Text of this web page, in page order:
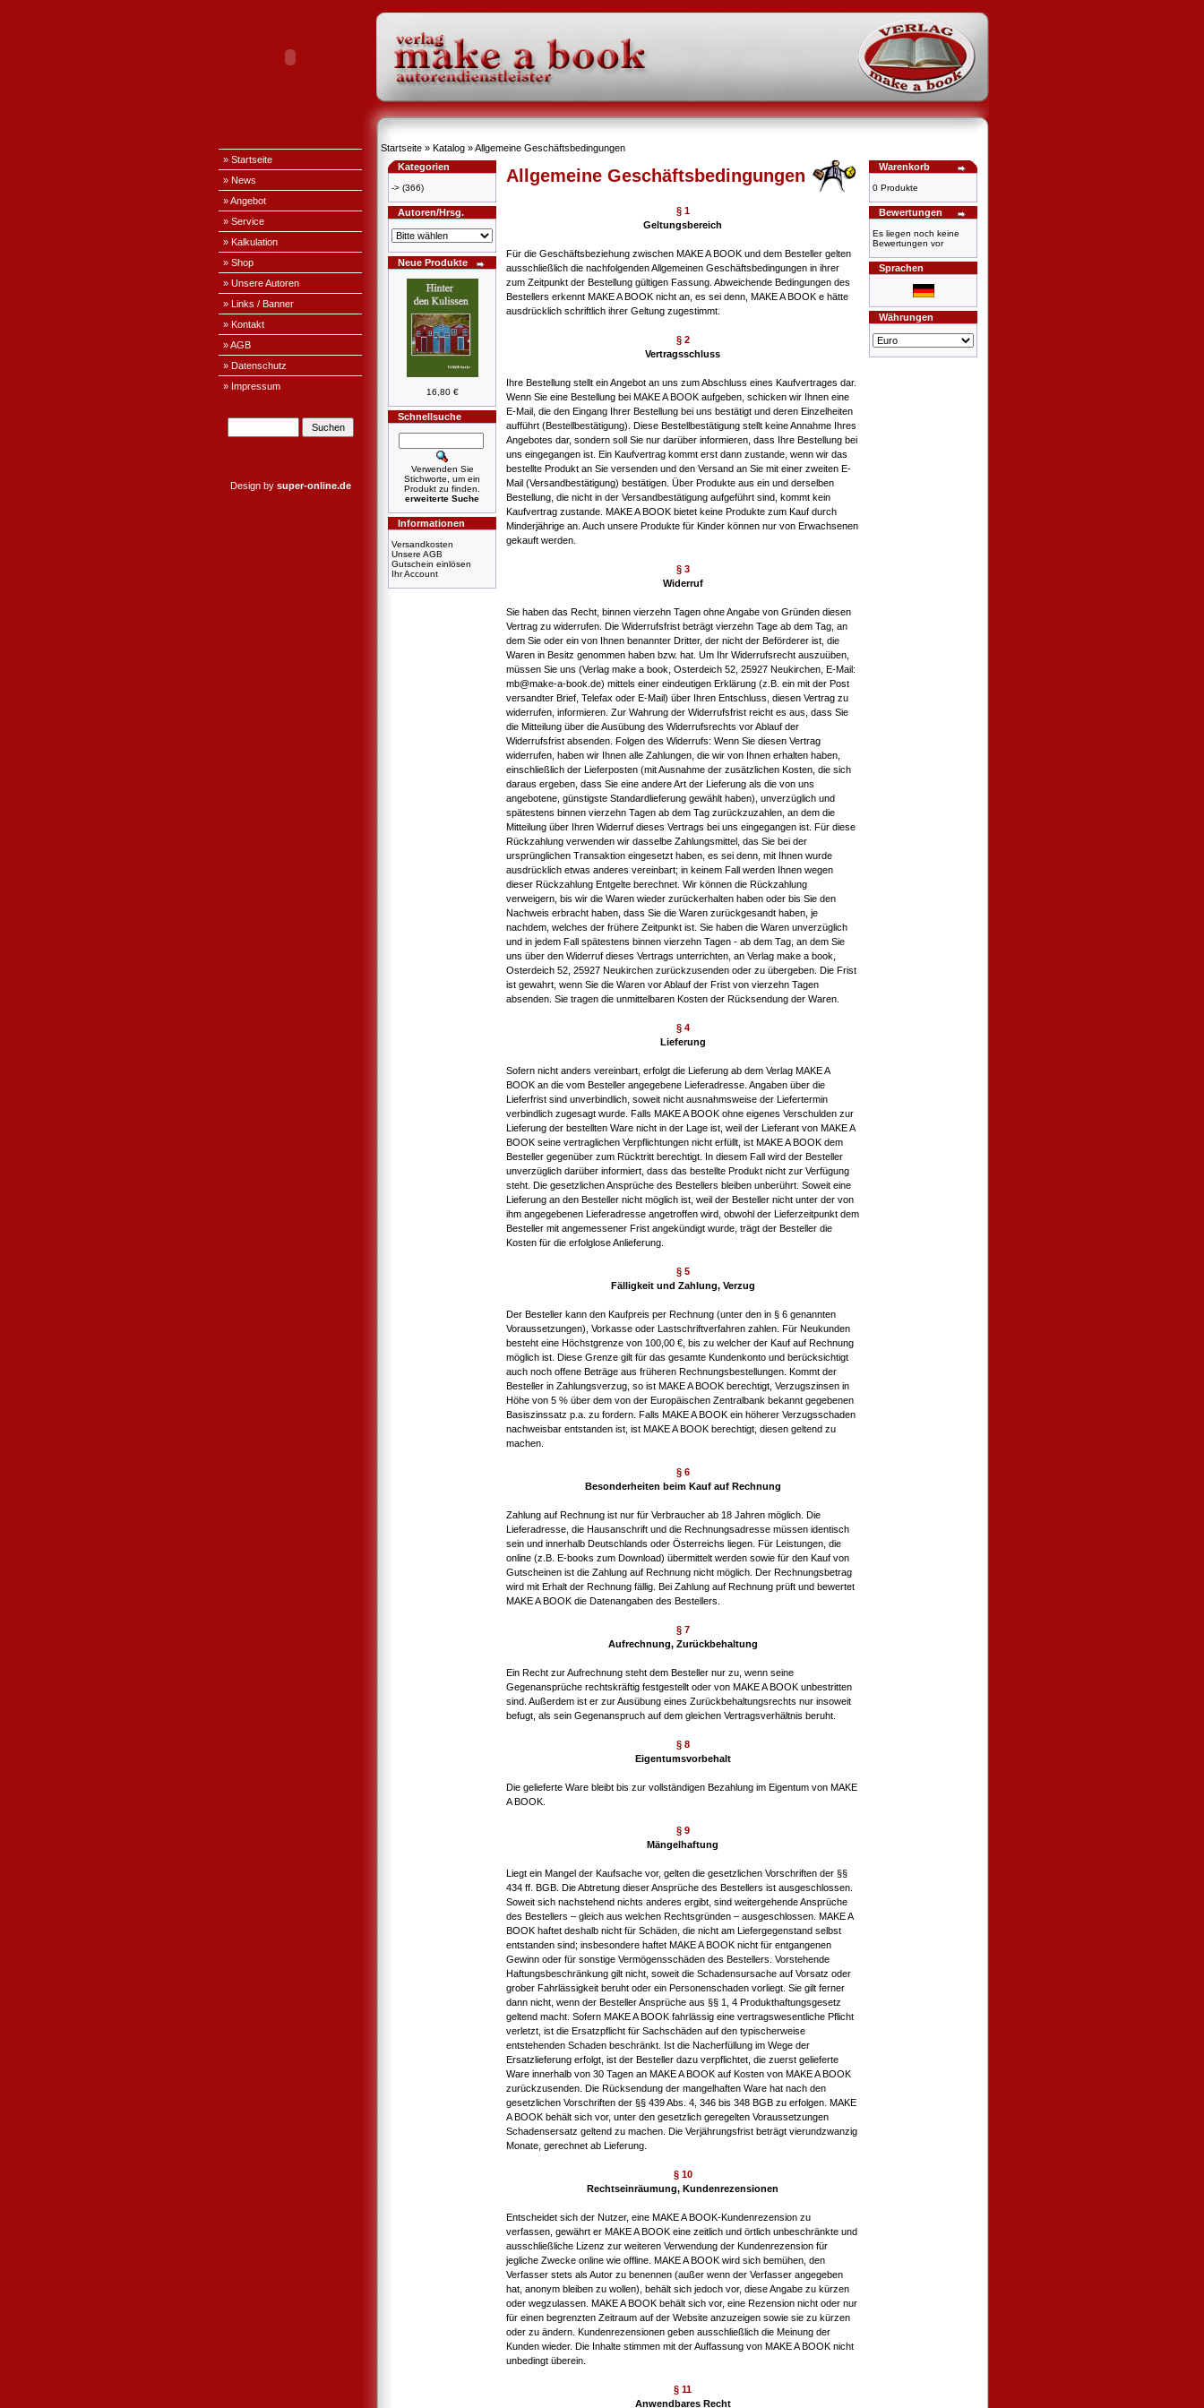
» Startseite
» News
» Angebot
» Service
» Kalkulation
» Shop
» Unsere Autoren
» Links / Banner
» Kontakt
» AGB
» Datenschutz
» Impressum
Design by super-online.de
Startseite » Katalog »Allgemeine Geschäftsbedingungen
Kategorien
-> (366)
Autoren/Hrsg.
Neue Produkte
16,80 €
Schnellsuche
Verwenden Sie
Stichworte, um ein
Produkt zu finden.
erweiterte Suche
Informationen
Versandkosten
Unsere AGB
Gutschein einlösen
Ihr Account
Allgemeine Geschäftsbedingungen
§ 1
Geltungsbereich
Für die Geschäftsbeziehung zwischen MAKE A BOOK und dem Besteller gelten
ausschließlich die nachfolgenden Allgemeinen Geschäftsbedingungen in ihrer
zum Zeitpunkt der Bestellung gültigen Fassung. Abweichende Bedingungen des
Bestellers erkennt MAKE A BOOK nicht an, es sei denn, MAKE A BOOK e hätte
ausdrücklich schriftlich ihrer Geltung zugestimmt.
§ 2
Vertragsschluss
Ihre Bestellung stellt ein Angebot an uns zum Abschluss eines Kaufvertrages dar.
Wenn Sie eine Bestellung bei MAKE A BOOK aufgeben, schicken wir Ihnen eine
E-Mail, die den Eingang Ihrer Bestellung bei uns bestätigt und deren Einzelheiten
aufführt (Bestellbestätigung). Diese Bestellbestätigung stellt keine Annahme Ihres
Angebotes dar, sondern soll Sie nur darüber informieren, dass Ihre Bestellung bei
uns eingegangen ist. Ein Kaufvertrag kommt erst dann zustande, wenn wir das
bestellte Produkt an Sie versenden und den Versand an Sie mit einer zweiten E-
Mail (Versandbestätigung) bestätigen. Über Produkte aus ein und derselben
Bestellung, die nicht in der Versandbestätigung aufgeführt sind, kommt kein
Kaufvertrag zustande. MAKE A BOOK bietet keine Produkte zum Kauf durch
Minderjährige an. Auch unsere Produkte für Kinder können nur von Erwachsenen
gekauft werden.
§ 3
Widerruf
Sie haben das Recht, binnen vierzehn Tagen ohne Angabe von Gründen diesen
Vertrag zu widerrufen. Die Widerrufsfrist beträgt vierzehn Tage ab dem Tag, an
dem Sie oder ein von Ihnen benannter Dritter, der nicht der Beförderer ist, die
Waren in Besitz genommen haben bzw. hat. Um Ihr Widerrufsrecht auszuüben,
müssen Sie uns (Verlag make a book, Osterdeich 52, 25927 Neukirchen, E-Mail:
mb@make-a-book.de) mittels einer eindeutigen Erklärung (z.B. ein mit der Post
versandter Brief, Telefax oder E-Mail) über Ihren Entschluss, diesen Vertrag zu
widerrufen, informieren. Zur Wahrung der Widerrufsfrist reicht es aus, dass Sie
die Mitteilung über die Ausübung des Widerrufsrechts vor Ablauf der
Widerrufsfrist absenden. Folgen des Widerrufs: Wenn Sie diesen Vertrag
widerrufen, haben wir Ihnen alle Zahlungen, die wir von Ihnen erhalten haben,
einschließlich der Lieferposten (mit Ausnahme der zusätzlichen Kosten, die sich
daraus ergeben, dass Sie eine andere Art der Lieferung als die von uns
angebotene, günstigste Standardlieferung gewählt haben), unverzüglich und
spätestens binnen vierzehn Tagen ab dem Tag zurückzuzahlen, an dem die
Mitteilung über Ihren Widerruf dieses Vertrags bei uns eingegangen ist. Für diese
Rückzahlung verwenden wir dasselbe Zahlungsmittel, das Sie bei der
ursprünglichen Transaktion eingesetzt haben, es sei denn, mit Ihnen wurde
ausdrücklich etwas anderes vereinbart; in keinem Fall werden Ihnen wegen
dieser Rückzahlung Entgelte berechnet. Wir können die Rückzahlung
verweigern, bis wir die Waren wieder zurückerhalten haben oder bis Sie den
Nachweis erbracht haben, dass Sie die Waren zurückgesandt haben, je
nachdem, welches der frühere Zeitpunkt ist. Sie haben die Waren unverzüglich
und in jedem Fall spätestens binnen vierzehn Tagen - ab dem Tag, an dem Sie
uns über den Widerruf dieses Vertrags unterrichten, an Verlag make a book,
Osterdeich 52, 25927 Neukirchen zurückzusenden oder zu übergeben. Die Frist
ist gewahrt, wenn Sie die Waren vor Ablauf der Frist von vierzehn Tagen
absenden. Sie tragen die unmittelbaren Kosten der Rücksendung der Waren.
§ 4
Lieferung
Sofern nicht anders vereinbart, erfolgt die Lieferung ab dem Verlag MAKE A
BOOK an die vom Besteller angegebene Lieferadresse. Angaben über die
Lieferfrist sind unverbindlich, soweit nicht ausnahmsweise der Liefertermin
verbindlich zugesagt wurde. Falls MAKE A BOOK ohne eigenes Verschulden zur
Lieferung der bestellten Ware nicht in der Lage ist, weil der Lieferant von MAKE A
BOOK seine vertraglichen Verpflichtungen nicht erfüllt, ist MAKE A BOOK dem
Besteller gegenüber zum Rücktritt berechtigt. In diesem Fall wird der Besteller
unverzüglich darüber informiert, dass das bestellte Produkt nicht zur Verfügung
steht. Die gesetzlichen Ansprüche des Bestellers bleiben unberührt. Soweit eine
Lieferung an den Besteller nicht möglich ist, weil der Besteller nicht unter der von
ihm angegebenen Lieferadresse angetroffen wird, obwohl der Lieferzeitpunkt dem
Besteller mit angemessener Frist angekündigt wurde, trägt der Besteller die
Kosten für die erfolglose Anlieferung.
§ 5
Fälligkeit und Zahlung, Verzug
Der Besteller kann den Kaufpreis per Rechnung (unter den in § 6 genannten
Voraussetzungen), Vorkasse oder Lastschriftverfahren zahlen. Für Neukunden
besteht eine Höchstgrenze von 100,00 €, bis zu welcher der Kauf auf Rechnung
möglich ist. Diese Grenze gilt für das gesamte Kundenkonto und berücksichtigt
auch noch offene Beträge aus früheren Rechnungsbestellungen. Kommt der
Besteller in Zahlungsverzug, so ist MAKE A BOOK berechtigt, Verzugszinsen in
Höhe von 5 % über dem von der Europäischen Zentralbank bekannt gegebenen
Basiszinssatz p.a. zu fordern. Falls MAKE A BOOK ein höherer Verzugsschaden
nachweisbar entstanden ist, ist MAKE A BOOK berechtigt, diesen geltend zu
machen.
§ 6
Besonderheiten beim Kauf auf Rechnung
Zahlung auf Rechnung ist nur für Verbraucher ab 18 Jahren möglich. Die
Lieferadresse, die Hausanschrift und die Rechnungsadresse müssen identisch
sein und innerhalb Deutschlands oder Österreichs liegen. Für Leistungen, die
online (z.B. E-books zum Download) übermittelt werden sowie für den Kauf von
Gutscheinen ist die Zahlung auf Rechnung nicht möglich. Der Rechnungsbetrag
wird mit Erhalt der Rechnung fällig. Bei Zahlung auf Rechnung prüft und bewertet
MAKE A BOOK die Datenangaben des Bestellers.
§ 7
Aufrechnung, Zurückbehaltung
Ein Recht zur Aufrechnung steht dem Besteller nur zu, wenn seine
Gegenansprüche rechtskräftig festgestellt oder von MAKE A BOOK unbestritten
sind. Außerdem ist er zur Ausübung eines Zurückbehaltungsrechts nur insoweit
befugt, als sein Gegenanspruch auf dem gleichen Vertragsverhältnis beruht.
§ 8
Eigentumsvorbehalt
Die gelieferte Ware bleibt bis zur vollständigen Bezahlung im Eigentum von MAKE
A BOOK.
§ 9
Mängelhaftung
Liegt ein Mangel der Kaufsache vor, gelten die gesetzlichen Vorschriften der §§
434 ff. BGB. Die Abtretung dieser Ansprüche des Bestellers ist ausgeschlossen.
Soweit sich nachstehend nichts anderes ergibt, sind weitergehende Ansprüche
des Bestellers – gleich aus welchen Rechtsgründen – ausgeschlossen. MAKE A
BOOK haftet deshalb nicht für Schäden, die nicht am Liefergegenstand selbst
entstanden sind; insbesondere haftet MAKE A BOOK nicht für entgangenen
Gewinn oder für sonstige Vermögensschäden des Bestellers. Vorstehende
Haftungsbeschränkung gilt nicht, soweit die Schadensursache auf Vorsatz oder
grober Fahrlässigkeit beruht oder ein Personenschaden vorliegt. Sie gilt ferner
dann nicht, wenn der Besteller Ansprüche aus §§ 1, 4 Produkthaftungsgesetz
geltend macht. Sofern MAKE A BOOK fahrlässig eine vertragswesentliche Pflicht
verletzt, ist die Ersatzpflicht für Sachschäden auf den typischerweise
entstehenden Schaden beschränkt. Ist die Nacherfüllung im Wege der
Ersatzlieferung erfolgt, ist der Besteller dazu verpflichtet, die zuerst gelieferte
Ware innerhalb von 30 Tagen an MAKE A BOOK auf Kosten von MAKE A BOOK
zurückzusenden. Die Rücksendung der mangelhaften Ware hat nach den
gesetzlichen Vorschriften der §§ 439 Abs. 4, 346 bis 348 BGB zu erfolgen. MAKE
A BOOK behält sich vor, unter den gesetzlich geregelten Voraussetzungen
Schadensersatz geltend zu machen. Die Verjährungsfrist beträgt vierundzwanzig
Monate, gerechnet ab Lieferung.
§ 10
Rechtseinräumung, Kundenrezensionen
Entscheidet sich der Nutzer, eine MAKE A BOOK-Kundenrezension zu
verfassen, gewährt er MAKE A BOOK eine zeitlich und örtlich unbeschränkte und
ausschließliche Lizenz zur weiteren Verwendung der Kundenrezension für
jegliche Zwecke online wie offline. MAKE A BOOK wird sich bemühen, den
Verfasser stets als Autor zu benennen (außer wenn der Verfasser angegeben
hat, anonym bleiben zu wollen), behält sich jedoch vor, diese Angabe zu kürzen
oder wegzulassen. MAKE A BOOK behält sich vor, eine Rezension nicht oder nur
für einen begrenzten Zeitraum auf der Website anzuzeigen sowie sie zu kürzen
oder zu ändern. Kundenrezensionen geben ausschließlich die Meinung der
Kunden wieder. Die Inhalte stimmen mit der Auffassung von MAKE A BOOK nicht
unbedingt überein.
§ 11
Anwendbares Recht
Warenkorb
0 Produkte
Bewertungen
Es liegen noch keine
Bewertungen vor
Sprachen
Währungen